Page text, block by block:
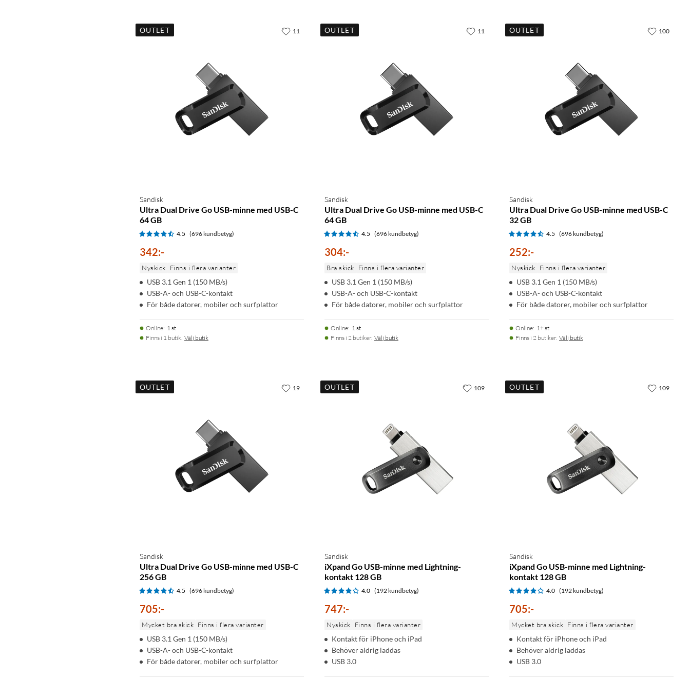
OUTLET
Sandisk
Ultra Dual Drive Go USB-minne med USB-C
64 GB
4.5 (696 kundbetyg)
342:-
Nyskick Finns i flera varianter
USB 3.1 Gen 1 (150 MB/s)
USB-A- och USB-C-kontakt
För både datorer, mobiler och surfplattor
Online: 1 st
Finns i 1 butik. Välj butik
11 OUTLET
Sandisk
Ultra Dual Drive Go USB-minne med USB-C
64 GB
4.5 (696 kundbetyg)
304:-
Bra skick Finns i flera varianter
USB 3.1 Gen 1 (150 MB/s)
USB-A- och USB-C-kontakt
För både datorer, mobiler och surfplattor
Online: 1 st
Finns i 2 butiker. Välj butik
11 OUTLET
Sandisk
Ultra Dual Drive Go USB-minne med USB-C
32 GB
4.5 (696 kundbetyg)
252:-
Nyskick Finns i flera varianter
USB 3.1 Gen 1 (150 MB/s)
USB-A- och USB-C-kontakt
För både datorer, mobiler och surfplattor
Online: 1+ st
Finns i 2 butiker. Välj butik
100
OUTLET
Sandisk
Ultra Dual Drive Go USB-minne med USB-C
256 GB
4.5 (696 kundbetyg)
705:-
Mycket bra skick Finns i flera varianter
USB 3.1 Gen 1 (150 MB/s)
USB-A- och USB-C-kontakt
För både datorer, mobiler och surfplattor
19 OUTLET
Sandisk
iXpand Go USB-minne med Lightning-
kontakt 128 GB
4.0 (192 kundbetyg)
747:-
Nyskick Finns i flera varianter
Kontakt för iPhone och iPad
Behöver aldrig laddas
USB 3.0
109 OUTLET
Sandisk
iXpand Go USB-minne med Lightning-
kontakt 128 GB
4.0 (192 kundbetyg)
705:-
Mycket bra skick Finns i flera varianter
Kontakt för iPhone och iPad
Behöver aldrig laddas
USB 3.0
109